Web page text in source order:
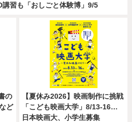
習も「おしごと体験博」9/5
の
ど
【夏休み2026】映画制作に挑戦
「こども映画大学」8/13-16…
日本映画大、小学生募集